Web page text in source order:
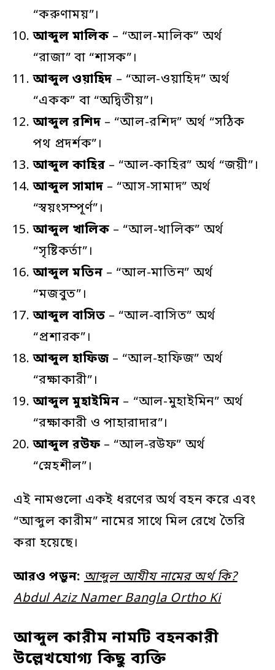
“করুণাময়”।
আব্দুল মালিক – “আল-মালিক” অর্থ
“রাজা” বা “শাসক”।
আব্দুল ওয়াহিদ – “আল-ওয়াহিদ” অর্থ
“একক” বা “অদ্বিতীয়”।
আব্দুল রশিদ – “আল-রশিদ” অর্থ “সঠিক
পথ প্রদর্শক”।
আব্দুল কাহির – “আল-কাহির” অর্থ “জয়ী”।
আব্দুল সামাদ – “আস-সামাদ” অর্থ
“স্বয়ংসম্পূর্ণ”।
আব্দুল খালিক – “আল-খালিক” অর্থ
“সৃষ্টিকর্তা”।
আব্দুল মতিন – “আল-মাতিন” অর্থ
“মজবুত”।
আব্দুল বাসিত – “আল-বাসিত” অর্থ
“প্রশারক”।
আব্দুল হাফিজ – “আল-হাফিজ” অর্থ
“রক্ষাকারী”।
আব্দুল মুহাইমিন – “আল-মুহাইমিন” অর্থ
“রক্ষাকারী ও পাহারাদার”।
আব্দুল রউফ – “আল-রউফ” অর্থ
“স্নেহশীল”।
এই নামগুলো একই ধরণের অর্থ বহন করে এবং
“আব্দুল কারীম” নামের সাথে মিল রেখে তৈরি
করা হয়েছে।
আরও পড়ুন: আব্দুল আযীয নামের অর্থ কি?
Abdul Aziz Namer Bangla Ortho Ki
আব্দুল কারীম নামটি বহনকারী
উল্লেখযোগ্য কিছু ব্যক্তি